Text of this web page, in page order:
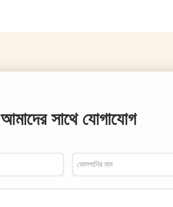
আমাদের সাথে যোগাযোগ